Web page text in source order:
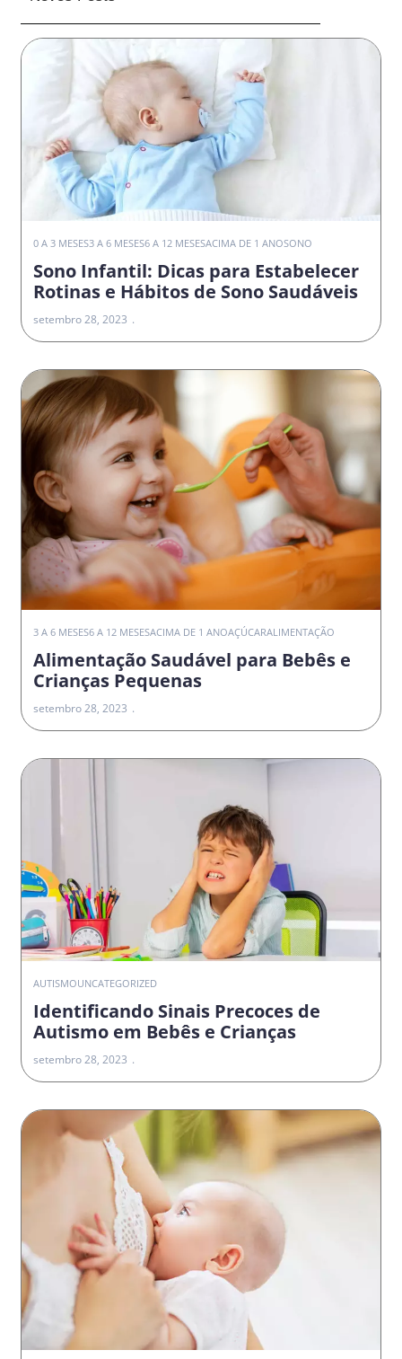
0 A 3 MESES3 A 6 MESES6 A 12 MESESACIMA DE 1 ANOSONO
Sono Infantil: Dicas para Estabelecer
Rotinas e Hábitos de Sono Saudáveis
setembro 28, 2023
3 A 6 MESES6 A 12 MESESACIMA DE 1 ANOAÇÚCARALIMENTAÇÃO
Alimentação Saudável para Bebês e
Crianças Pequenas
setembro 28, 2023
AUTISMOUNCATEGORIZED
Identificando Sinais Precoces de
Autismo em Bebês e Crianças
setembro 28, 2023